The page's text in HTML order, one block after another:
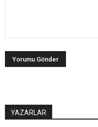
YAZARLAR